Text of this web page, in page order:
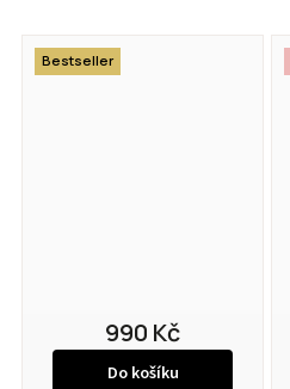
Bestseller
990 Kč
Do košíku